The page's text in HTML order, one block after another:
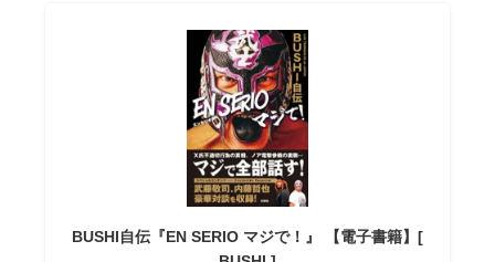
BUSHI自伝『EN SERIO マジで！』 【電子書籍】[